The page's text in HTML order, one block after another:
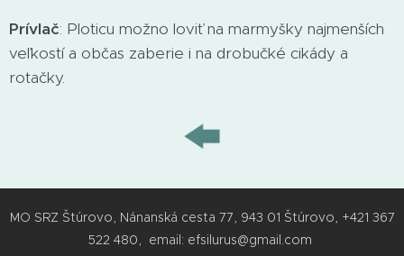
Prívlač: Ploticu možno loviť na marmyšky najmenších
veľkostí a občas zaberie i na drobučké cikády a
rotačky.
MO SRZ Štúrovo, Nánanská cesta 77, 943 01 Štúrovo, +421 367
522 480, email: efsilurus@gmail.com